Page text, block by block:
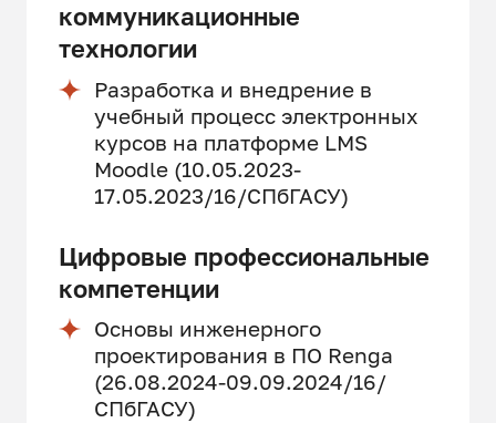
коммуникационные
технологии
Разработка и внедрение в
учебный процесс электронных
курсов на платформе LMS
Moodle (10.05.2023-
17.05.2023/16/СПбГАСУ)
Цифровые профессиональные
компетенции
Основы инженерного
проектирования в ПО Renga
(26.08.2024-09.09.2024/16/
СПбГАСУ)